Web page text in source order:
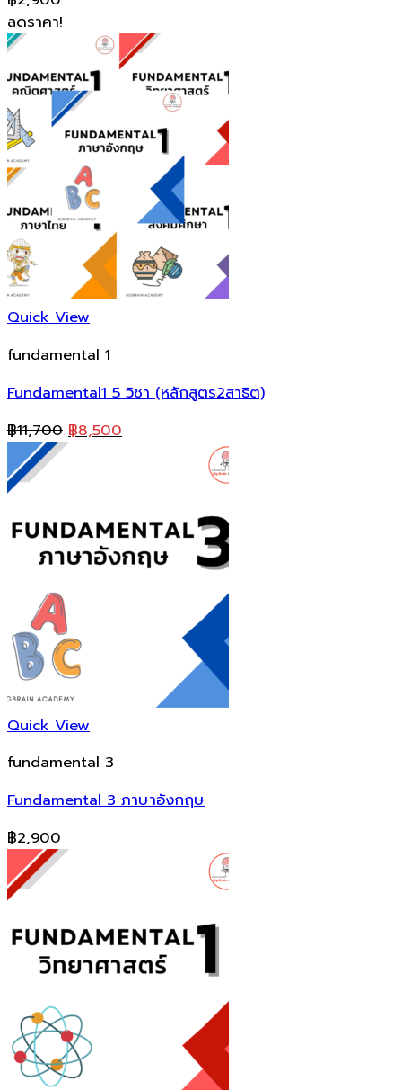
ลดราคา!
Quick View
fundamental 1
Fundamental1 5 วิชา (หลักสูตร2สาธิต)
฿11,700 Original
฿8,500
Quick View
fundamental 3
Fundamental 3 ภาษาอังกฤษ
฿2,900